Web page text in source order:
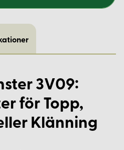
3V09:
för Topp,
Klänning